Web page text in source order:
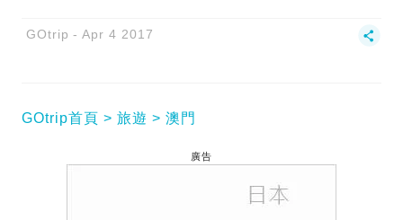
GOtrip Apr 4 2017
GOtrip首頁 旅遊 澳門
廣告